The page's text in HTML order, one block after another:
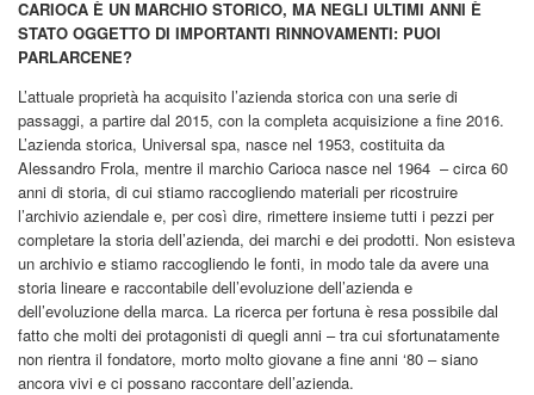
CARIOCA È UN MARCHIO STORICO, MA NEGLI ULTIMI ANNI È
STATO OGGETTO DI IMPORTANTI RINNOVAMENTI: PUOI
PARLARCENE?
L’attuale proprietà ha acquisito l’azienda storica con una serie di
passaggi, a partire dal 2015, con la completa acquisizione a fine 2016.
L’azienda storica, Universal spa, nasce nel 1953, costituita da
Alessandro Frola, mentre il marchio Carioca nasce nel 1964 – circa 60
anni di storia, di cui stiamo raccogliendo materiali per ricostruire
l’archivio aziendale e, per così dire, rimettere insieme tutti i pezzi per
completare la storia dell’azienda, dei marchi e dei prodotti. Non esisteva
un archivio e stiamo raccogliendo le fonti, in modo tale da avere una
storia lineare e raccontabile dell’evoluzione dell’azienda e
dell’evoluzione della marca. La ricerca per fortuna è resa possibile dal
fatto che molti dei protagonisti di quegli anni – tra cui sfortunatamente
non rientra il fondatore, morto molto giovane a fine anni ‘80 – siano
ancora vivi e ci possano raccontare dell’azienda.